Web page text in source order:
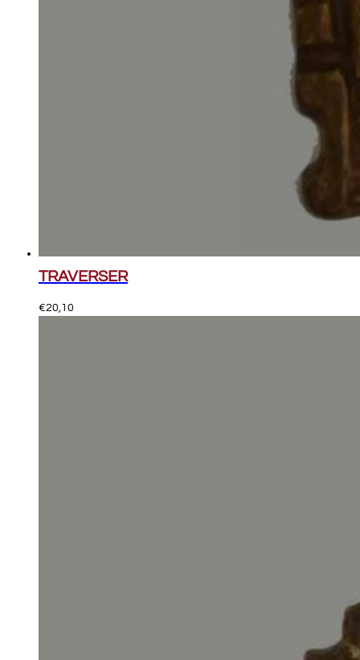
TRAVERSER
€20,10